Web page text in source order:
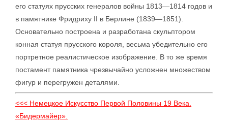
его статуях прусских генералов войны 1813—1814 годов и
в памятнике Фридриху II в Берлине (1839—1851).
Основательно построена и разработана скульптором
конная статуя прусского короля, весьма убедительно его
портретное реалистическое изображение. В то же время
постамент памятника чрезвычайно усложнен множеством
фигур и перегружен деталями.
<<< Немецкое Искусство Первой Половины 19 Века.
«Бидермайер».